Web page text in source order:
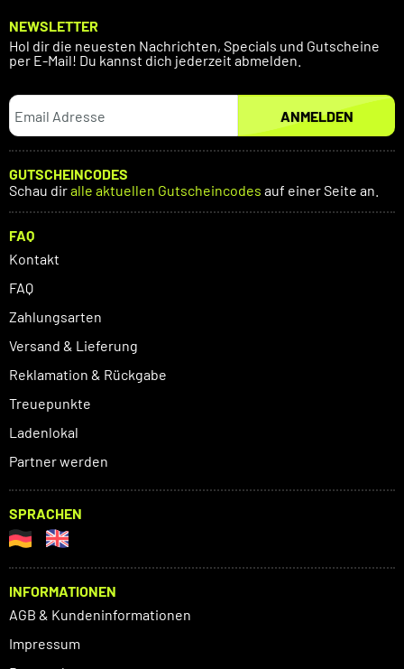
NEWSLETTER
Hol dir die neuesten Nachrichten, Specials und Gutscheine
per E-Mail! Du kannst dich jederzeit abmelden.
ANMELDEN
GUTSCHEINCODES
Schau diralle aktuellen Gutscheincodes auf einer Seite an.
FAQ
Kontakt
FAQ
Zahlungsarten
Versand & Lieferung
Reklamation & Rückgabe
Treuepunkte
Ladenlokal
Partner werden
SPRACHEN
INFORMATIONEN
AGB & Kundeninformationen
Impressum